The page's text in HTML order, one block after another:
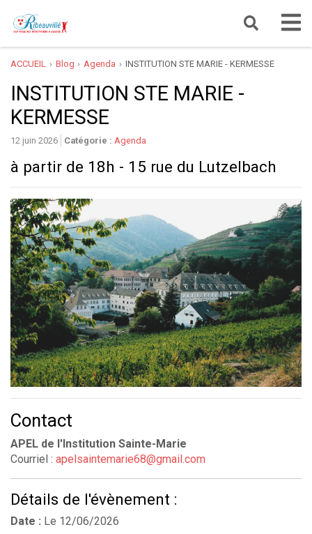
ACCUEIL Blog Agenda INSTITUTION STE MARIE - KERMESSE
INSTITUTION STE MARIE -
KERMESSE
12 juin 2026 Catégorie : Agenda
à partir de 18h - 15 rue du Lutzelbach
Contact
APEL de l'Institution Sainte-Marie
Courriel : apelsaintemarie68@gmail.com
Détails de l'évènement :
Date : Le 12/06/2026